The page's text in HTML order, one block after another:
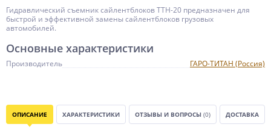
Гидравлический съемник сайлентблоков ТТН-20 предназначен для
быстрой и эффективной замены сайлентблоков грузовых
автомобилей.
Основные характеристики
Производитель ГАРО-ТИТАН (Россия)
ОПИСАНИЕ ХАРАКТЕРИСТИКИ ОТЗЫВЫ И ВОПРОСЫ (0) ДОСТАВКА